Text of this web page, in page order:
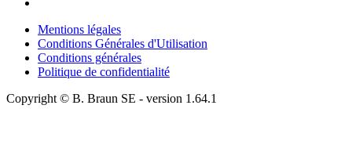
Mentions légales
Conditions Générales d'Utilisation
Conditions générales
Politique de confidentialité
Copyright © B. Braun SE - version 1.64.1